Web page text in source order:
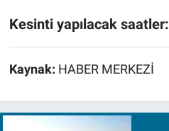
Kesinti yapılacak saatler:
Kaynak: HABER MERKEZİ